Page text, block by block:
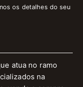
os detalhes do seu
atua no ramo
na